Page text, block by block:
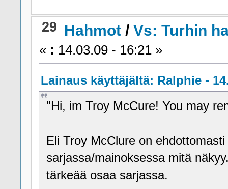
29 Hahmot /Vs: Turhin
« : 14.03.09 - 16:21 »
Lainaus käyttäjältä: Ralphie -
"Hi, im Troy McCure! You may
Eli Troy McClure on
sarjassa/mainoksessa mitä
tärkeää osaa sarjassa.